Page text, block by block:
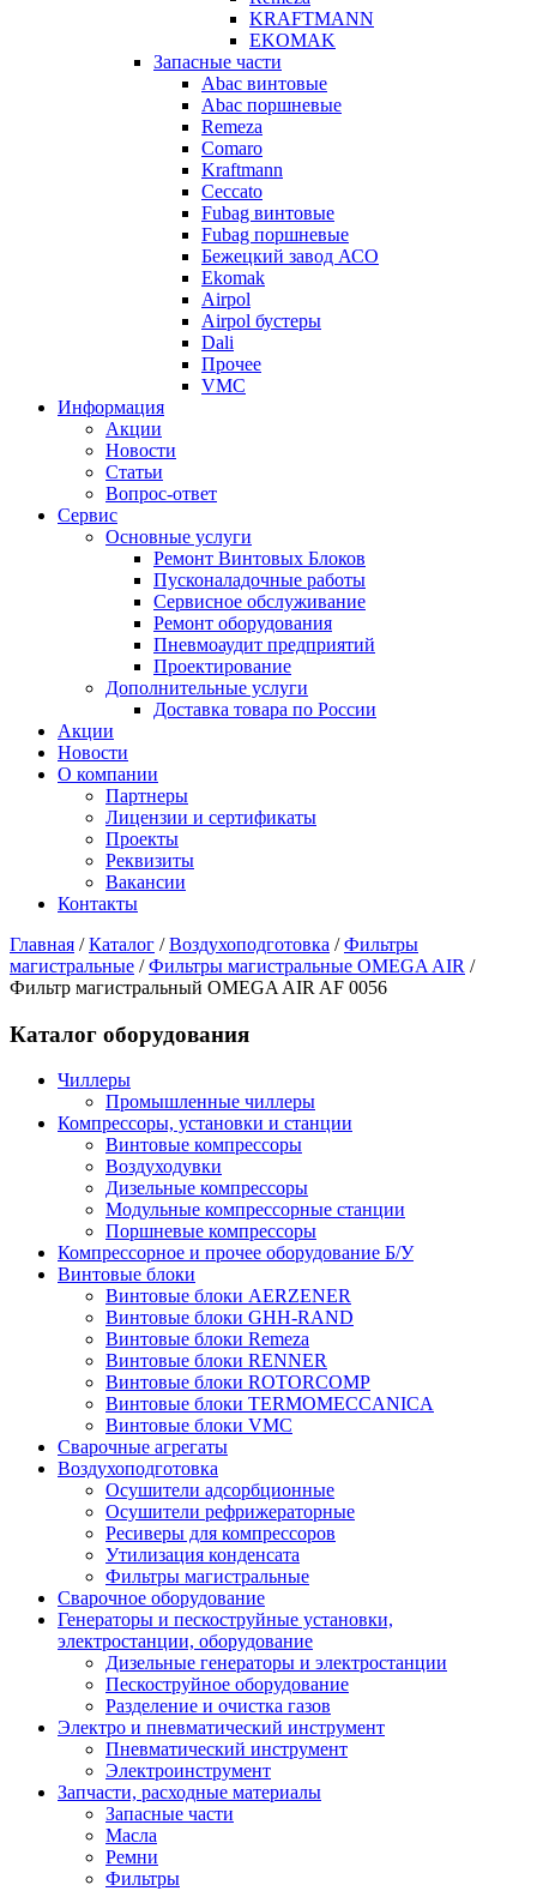
KRAFTMANN
EKOMAK
Запасные части
Abac винтовые
Abac поршневые
Remeza
Comaro
Kraftmann
Ceccato
Fubag винтовые
Fubag поршневые
Бежецкий завод АСО
Ekomak
Airpol
Airpol бустеры
Dali
Прочее
VMC
Информация
Акции
Новости
Статьи
Вопрос-ответ
Сервис
Основные услуги
Ремонт Винтовых Блоков
Пусконаладочные работы
Сервисное обслуживание
Ремонт оборудования
Пневмоаудит предприятий
Проектирование
Дополнительные услуги
Доставка товара по России
Акции
Новости
О компании
Партнеры
Лицензии и сертификаты
Проекты
Реквизиты
Вакансии
Контакты
Главная /Каталог /Воздухоподготовка /Фильтры
магистральные /Фильтры магистральные OMEGA AIR /
Фильтр магистральный OMEGA AIR AF 0056
Каталог оборудования
Чиллеры
Промышленные чиллеры
Компрессоры, установки и станции
Винтовые компрессоры
Воздуходувки
Дизельные компрессоры
Модульные компрессорные станции
Поршневые компрессоры
Компрессорное и прочее оборудование Б/У
Винтовые блоки
Винтовые блоки AERZENER
Винтовые блоки GHH-RAND
Винтовые блоки Remeza
Винтовые блоки RENNER
Винтовые блоки ROTORCOMP
Винтовые блоки TERMOMECCANICA
Винтовые блоки VMC
Сварочные агрегаты
Воздухоподготовка
Осушители адсорбционные
Осушители рефрижераторные
Ресиверы для компрессоров
Утилизация конденсата
Фильтры магистральные
Сварочное оборудование
Генераторы и пескоструйные установки,
электростанции, оборудование
Дизельные генераторы и электростанции
Пескоструйное оборудование
Разделение и очистка газов
Электро и пневматический инструмент
Пневматический инструмент
Электроинструмент
Запчасти, расходные материалы
Запасные части
Масла
Ремни
Фильтры